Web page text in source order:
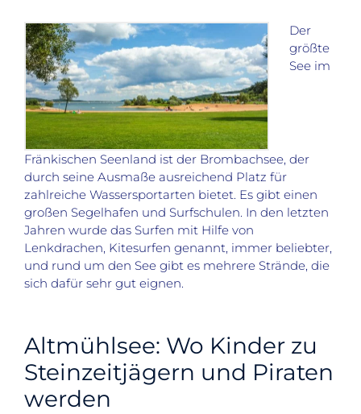
Der
größte
See im
Fränkischen Seenland ist der Brombachsee, der
durch seine Ausmaße ausreichend Platz für
zahlreiche Wassersportarten bietet. Es gibt einen
großen Segelhafen und Surfschulen. In den letzten
Jahren wurde das Surfen mit Hilfe von
Lenkdrachen, Kitesurfen genannt, immer beliebter,
und rund um den See gibt es mehrere Strände, die
sich dafür sehr gut eignen.
Altmühlsee: Wo Kinder zu
Steinzeitjägern und Piraten
werden